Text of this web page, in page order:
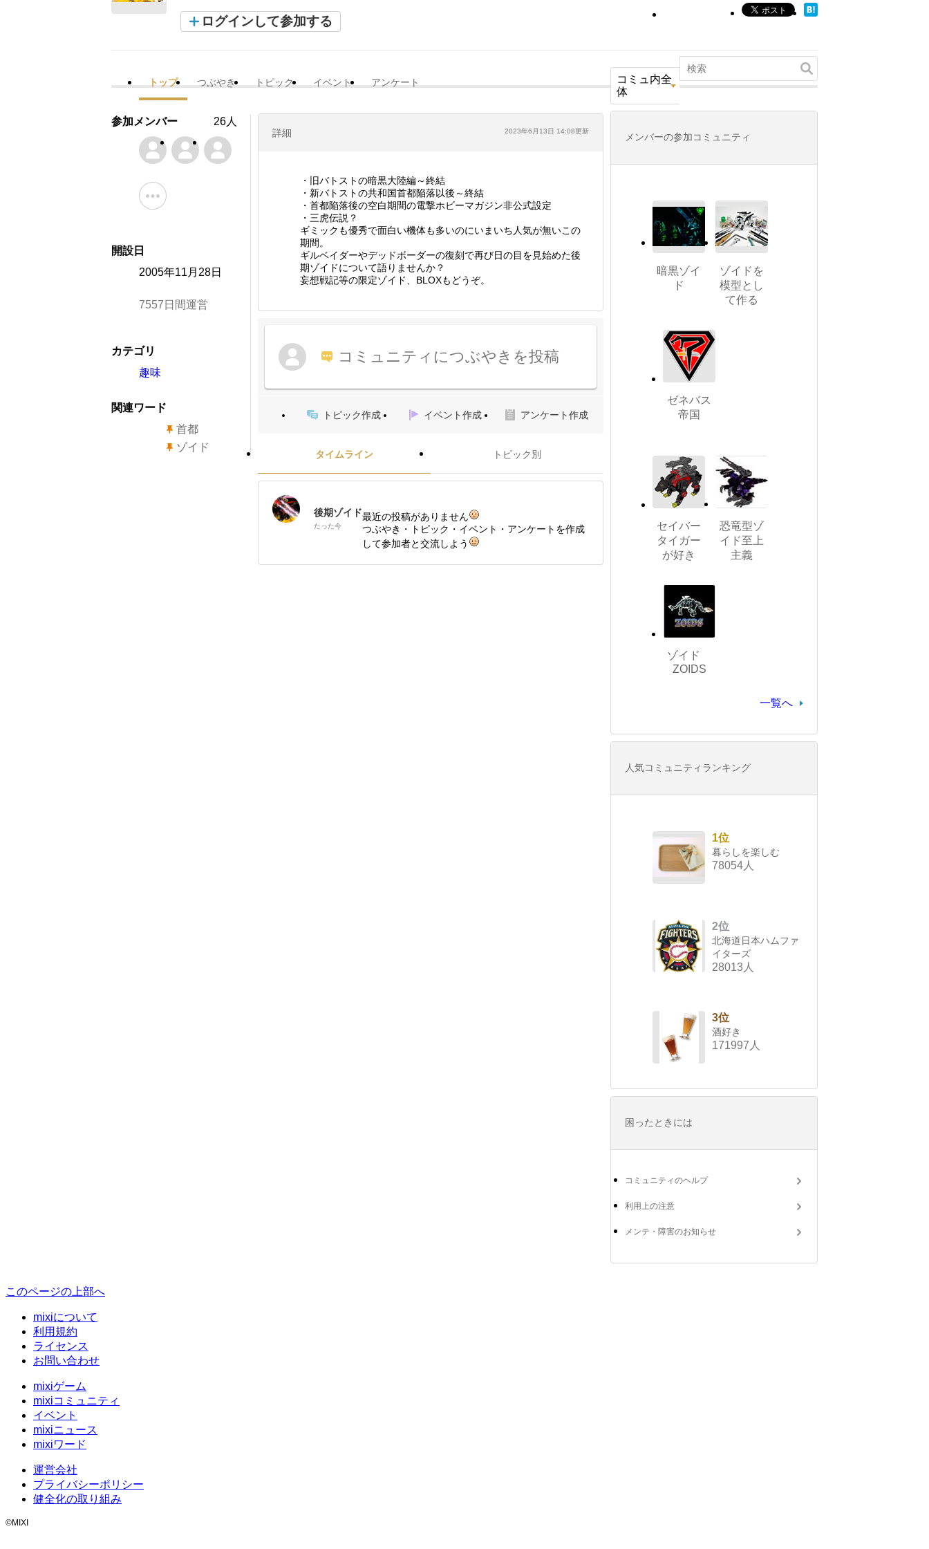
ログインして参加する
トップ つぶやき トピック イベント アンケート
コミュ内全
体
詳細 2023年6月13日 14:08更新
・旧バトストの暗黒大陸編～終結
・新バトストの共和国首都陥落以後～終結
・首都陥落後の空白期間の電撃ホビーマガジン非公式設定
・三虎伝説？
ギミックも優秀で面白い機体も多いのにいまいち人気が無いこの
期間。
ギルベイダーやデッドボーダーの復刻で再び日の目を見始めた後
期ゾイドについて語りませんか？
妄想戦記等の限定ゾイド、BLOXもどうぞ。
コミュニティにつぶやきを投稿
トピック作成 イベント作成 アンケート作成
タイムライン トピック別
後期ゾイド
たった今
最近の投稿がありません
つぶやき・トピック・イベント・アンケートを作成
して参加者と交流しよう
参加メンバー 26人
開設日
2005年11月28日
7557日間運営
カテゴリ
趣味
関連ワード
首都
ゾイド
メンバーの参加コミュニティ
暗黒ゾイ
ド
ゾイドを
模型とし
て作る
ゼネバス
帝国
セイバー
タイガー
が好き
恐竜型ゾ
イド至上
主義
ゾイド
ZOIDS
一覧へ
人気コミュニティランキング
1位
暮らしを楽しむ
78054人
2位
北海道日本ハムファ
イターズ
28013人
3位
酒好き
171997人
困ったときには
コミュニティのヘルプ
利用上の注意
メンテ・障害のお知らせ
このページの上部へ
mixiについて
利用規約
ライセンス
お問い合わせ
mixiゲーム
mixiコミュニティ
イベント
mixiニュース
mixiワード
運営会社
プライバシーポリシー
健全化の取り組み
©MIXI